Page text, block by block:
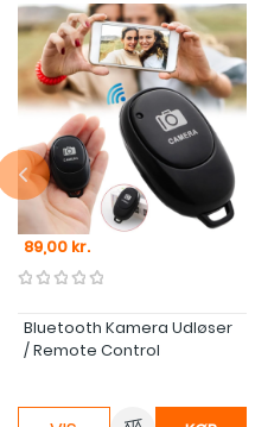
Pris
89,00 kr.
Bluetooth Kamera Udløser
/ Remote Control